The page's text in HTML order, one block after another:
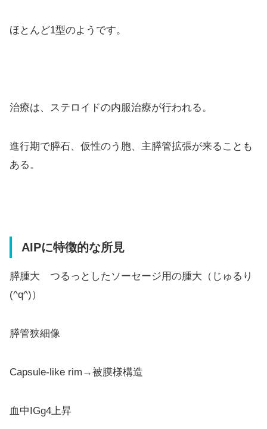
ほとんど1型のようです。
治療は、ステロイドの内服治療が行われる。
進行期で膵石、仮性のう胞、主膵管拡張が来ることも
ある。
AIPに特徴的な所見
膵腫大 つるっとしたソーセージ用の腫大（じゅるり
(^q^)）
膵管狭細像
Capsule-like rim→被膜様構造
血中IGg4上昇